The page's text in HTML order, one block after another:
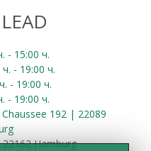
- 15:00 ч.
ч. - 19:00 ч.
ч. - 19:00 ч.
- 19:00 ч.
192 | 22089
Hamburg